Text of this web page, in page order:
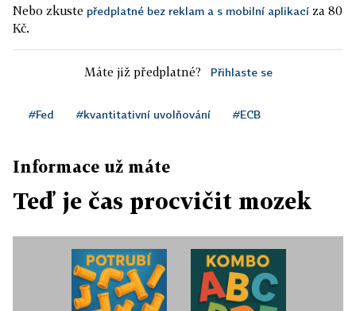
Nebo zkuste předplatné bez reklam a s mobilní aplikací za 80
Kč.
Máte již předplatné? Přihlaste se
#Fed #kvantitativní uvolňování #ECB
Informace už máte
Teď je čas procvičit mozek